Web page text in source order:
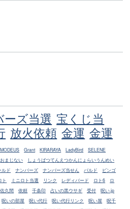
ズ当選 宝くじ当
放火依頼 金運 金運
Grant KIRARAYA LadyBird
SELENE
おまじない
しょうばつてんえつかんにょらいうんめい
ルド ナンバーズ ナンバーズ当せん バルド
ビンゴ
ト ミニロト当選 リンク レディバード ロト6
ロ
佐久間 依頼 千条印 占いの黒ウサギ 受付
呪い.jp
呪いの部屋 呪い代行 呪い代行リンク 呪い屋
呪千